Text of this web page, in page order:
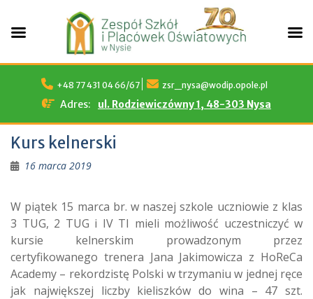
Skip
+48 77 431 04 66/67 zsr_nysa@wodip.opole.pl
Adres: ul. Rodziewiczówny 1, 48-303 Nysa
Kurs kelnerski
16 marca 2019
W piątek 15 marca br. w naszej szkole uczniowie z klas
3 TUG, 2 TUG i IV TI mieli możliwość uczestniczyć w
kursie kelnerskim prowadzonym przez
certyfikowanego trenera Jana Jakimowicza z HoReCa
Academy – rekordzistę Polski w trzymaniu w jednej ręce
jak największej liczby kieliszków do wina – 47 szt.